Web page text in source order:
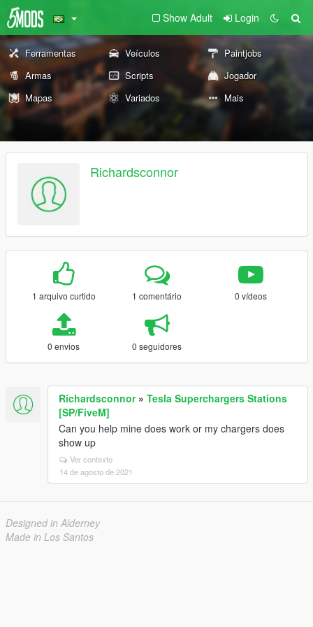
Show Adult Login
Ferramentas Veículos
Paintjobs
Armas
Scripts
Jogador
Mapas
Variados Mais
Richardsconnor
1 arquivo curtido 1 comentário 0 vídeos
0 envios 0 seguidores
Richardsconnor» Tesla Superchargers Stations
[SP/FiveM]
Can you help mine does work or my chargers does
show up
Ver contexto
14 de agosto de 2021
Designed in Alderney
Made in Los Santos